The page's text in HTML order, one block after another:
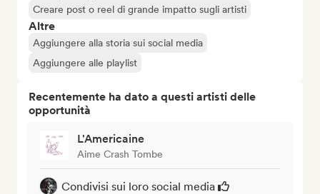
Creare post o reel di grande impatto sugli artisti
Altre
Aggiungere alla storia sui social media
Aggiungere alle playlist
Recentemente ha dato a questi artisti delle
opportunità
L'Americaine
Aime Crash Tombe
Condivisi sui loro social media